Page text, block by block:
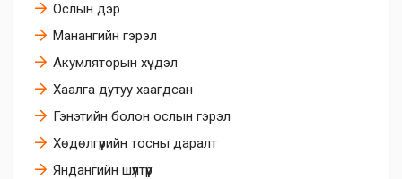
Ослын дэр
Манангийн гэрэл
Акумляторын хүчдэл
Хаалга дутуу хаагдсан
Гэнэтийн болон ослын гэрэл
Хөдөлгүүрийн тосны даралт
Яндангийн шүүлтүүр